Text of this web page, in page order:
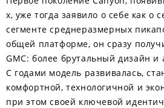
х, уже тогда заявило о себе как о
сегменте среднеразмерных
общей платформе, он сразу
GMC: более брутальный дизайн и
С годами модель развивалась,
комфортной, технологичной и
при этом своей ключевой